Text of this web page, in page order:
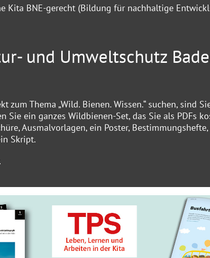
Kita BNE-gerecht (Bildung für nachhaltige
und Umweltschutz
zum Thema „Wild. Bienen. Wissen.“ suchen, sind
Sie ein ganzes Wildbienen-Set, das Sie als PDFs
Ausmalvorlagen, ein Poster,
Skript.